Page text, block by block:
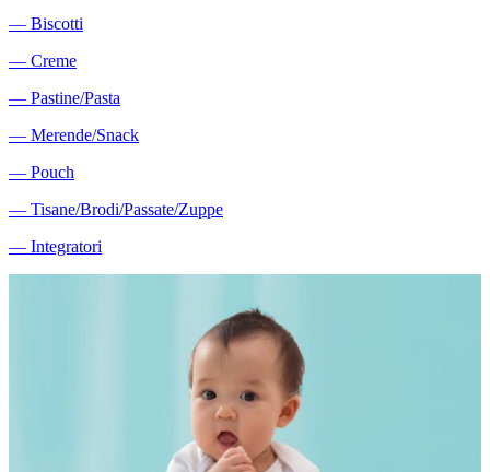
― Biscotti
― Creme
― Pastine/Pasta
― Merende/Snack
― Pouch
― Tisane/Brodi/Passate/Zuppe
― Integratori